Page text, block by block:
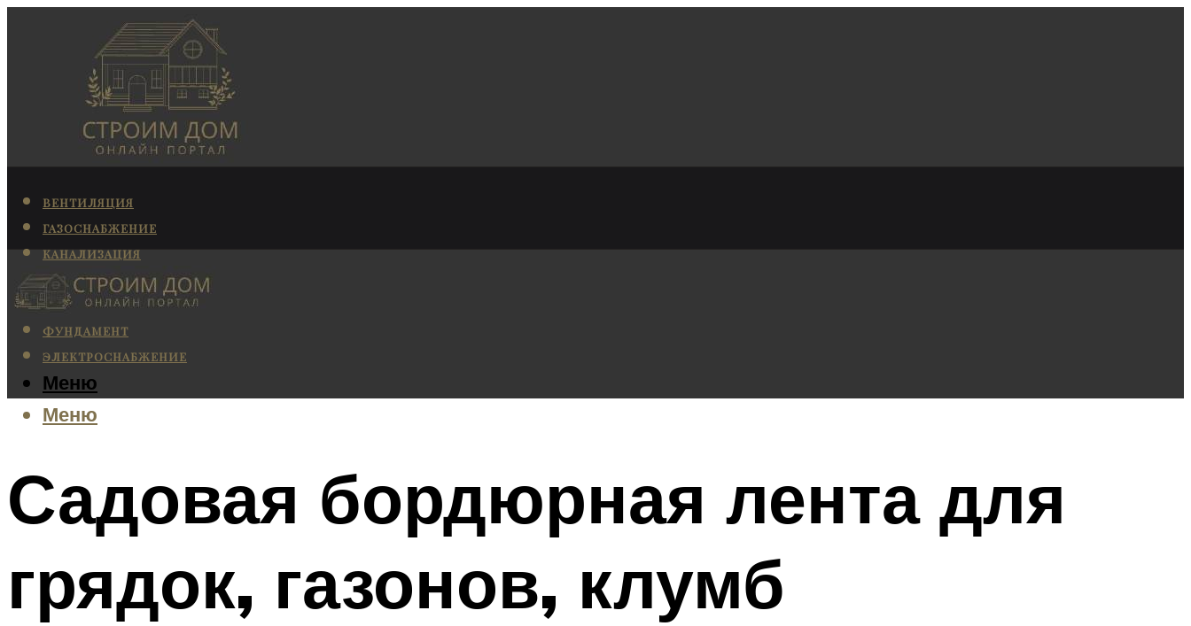
ВЕНТИЛЯЦИЯ
ГАЗОСНАБЖЕНИЕ
КАНАЛИЗАЦИЯ
КОНДИЦИОНИРОВАНИЕ
ОТОПЛЕНИЕ
ФУНДАМЕНТ
ЭЛЕКТРОСНАБЖЕНИЕ
Меню
Меню
Садовая бордюрная лента для
грядок, газонов, клумб